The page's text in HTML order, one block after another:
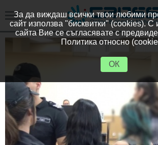
За да виждаш всички твои любими
сайт използва "бисквитки" (cookies). С
сайта Вие се съгласявате с
Политика относно
ОК